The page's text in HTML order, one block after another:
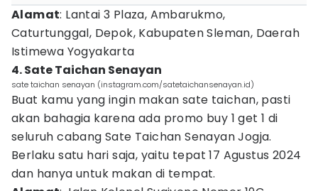
Alamat: Lantai 3 Plaza, Ambarukmo,
Caturtunggal, Depok, Kabupaten Sleman, Daerah
Istimewa Yogyakarta
4. Sate Taichan Senayan
sate taichan senayan (instagram.com/satetaichansenayan.id)
Buat kamu yang ingin makan sate taichan, pasti
akan bahagia karena ada promo buy 1 get 1 di
seluruh cabang Sate Taichan Senayan Jogja.
Berlaku satu hari saja, yaitu tepat 17 Agustus 2024
dan hanya untuk makan di tempat.